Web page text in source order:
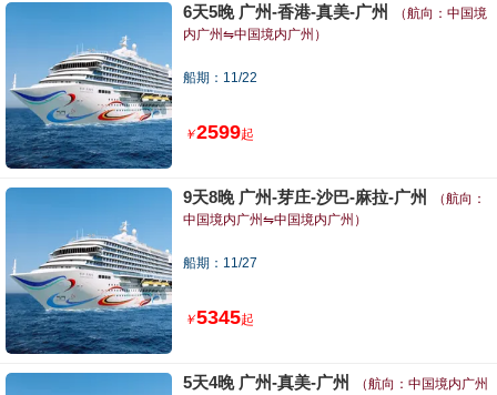
6天5晚 广州-香港-真美-广州
（航向：中国境
内广州⇋中国境内广州）
船期：11/22
￥2599起
9天8晚 广州-芽庄-沙巴-麻拉-广州
（航向：
中国境内广州⇋中国境内广州）
船期：11/27
￥5345起
5天4晚 广州-真美-广州
（航向：中国境内广州